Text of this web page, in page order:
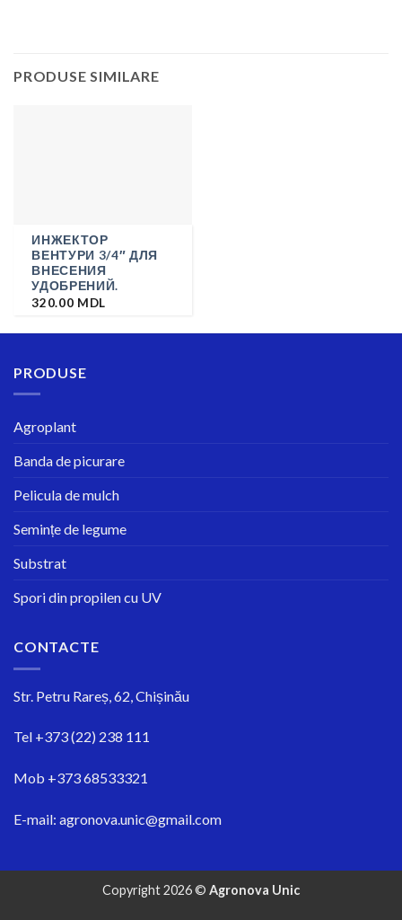
PRODUSE SIMILARE
ИНЖЕКТОР
ВЕНТУРИ 3/4″ ДЛЯ
ВНЕСЕНИЯ
УДОБРЕНИЙ.
320.00 MDL
PRODUSE
Agroplant
Banda de picurare
Pelicula de mulch
Semințe de legume
Substrat
Spori din propilen cu UV
CONTACTE
Str. Petru Rareș, 62, Chișinău
Tel +373 (22) 238 111
Mob +373 68533321
E-mail: agronova.unic@gmail.com
Copyright 2026 © Agronova Unic